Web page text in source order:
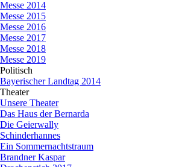
Messe 2014
Messe 2015
Messe 2016
Messe 2017
Messe 2018
Messe 2019
Politisch
Bayerischer Landtag 2014
Theater▼
Unsere Theater
Das Haus der Bernarda
Die Geierwally
Schinderhannes
Ein Sommernachtstraum
Brandner Kaspar